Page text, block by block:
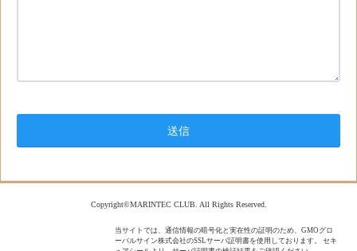
Copyright©MARINTEC CLUB. All Rights Reserved.
当サイトでは、通信情報の暗号化と実在性の証明のため、GMOグロ
ーバルサイン株式会社のSSLサーバ証明書を使用しております。 セキ